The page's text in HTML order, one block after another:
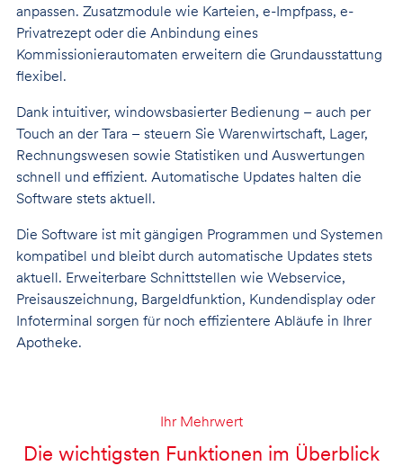
anpassen. Zusatzmodule wie Karteien, e-Impfpass, e-
Privatrezept oder die Anbindung eines
Kommissionierautomaten erweitern die Grundausstattung
flexibel.
Dank intuitiver, windowsbasierter Bedienung – auch per
Touch an der Tara – steuern Sie Warenwirtschaft, Lager,
Rechnungswesen sowie Statistiken und Auswertungen
schnell und effizient. Automatische Updates halten die
Software stets aktuell.
Die Software ist mit gängigen Programmen und Systemen
kompatibel und bleibt durch automatische Updates stets
aktuell. Erweiterbare Schnittstellen wie Webservice,
Preisauszeichnung, Bargeldfunktion, Kundendisplay oder
Infoterminal sorgen für noch effizientere Abläufe in Ihrer
Apotheke.
Die wichtigsten Funktionen im Überblick
Ihr Mehrwert